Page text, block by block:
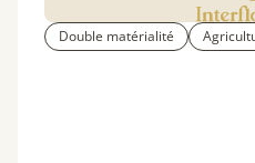
Double matérialité